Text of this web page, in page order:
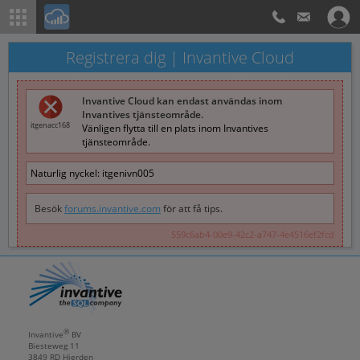
Registrera dig | Invantive Cloud
itgenacc168
Invantive Cloud kan endast användas inom
Invantives tjänsteområde.
Vänligen flytta till en plats inom Invantives
tjänsteområde.
Naturlig nyckel: itgenivn005
Besökforums.invantive.com för att få tips.
559c6ab4-00e9-42c2-a747-4e4516ef2fcd
Invantive® BV
Biesteweg 11
3849 RD Hierden